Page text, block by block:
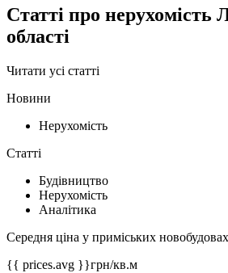
Статті про нерухомість
області
Читати усі статті
Новини
Нерухомість
Статті
Будівництво
Нерухомість
Аналітика
Середня ціна у приміських
{{ prices.avg }}грн/кв.м